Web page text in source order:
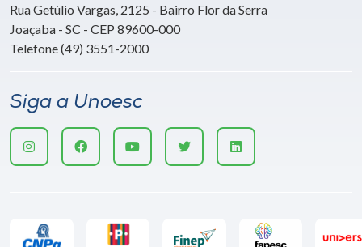
Rua Getúlio Vargas, 2125 - Bairro Flor da Serra
Joaçaba - SC - CEP 89600-000
Telefone (49) 3551-2000
Siga a Unoesc